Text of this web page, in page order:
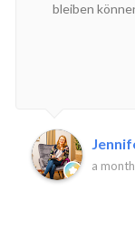
bleiben
a